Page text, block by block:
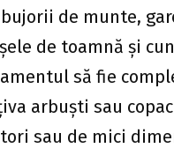
de munte,
de toamnă şi
să fie
arbuşti sau
sau de mici